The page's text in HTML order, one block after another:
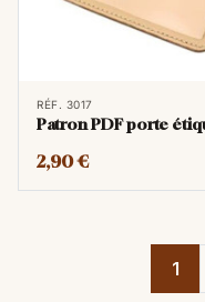
RÉF. 3017
Patron PDF porte
2,90 €
1